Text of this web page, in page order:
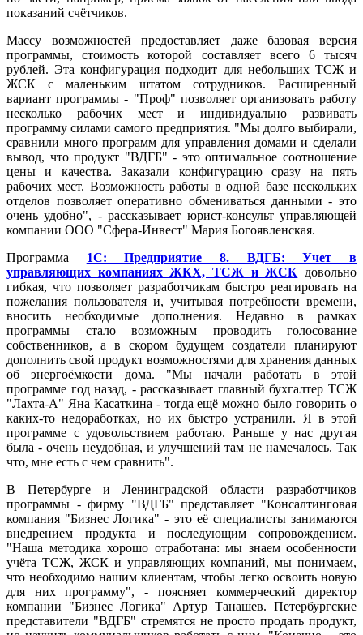
показаний счётчиков.
Массу возможностей предоставляет даже базовая версия
программы, стоимость которой составляет всего 6 тысяч
рублей. Эта конфигурация подходит для небольших ТСЖ и
ЖСК с маленьким штатом сотрудников. Расширенный
вариант программы - "Проф" позволяет организовать работу
несколько рабочих мест и индивидуально развивать
программу силами самого предприятия. "Мы долго выбирали,
сравнили много программ для управления домами и сделали
вывод, что продукт "ВДГБ" - это оптимальное соотношение
цены и качества. Заказали конфигурацию сразу на пять
рабочих мест. Возможность работы в одной базе нескольких
отделов позволяет оперативно обмениваться данными - это
очень удобно", - рассказывает юрист-консульт управляющей
компании ООО "Сфера-Инвест" Мария Богоявленская.
Программа 1С: Предприятие 8. ВДГБ: Учет в
управляющих компаниях ЖКХ, ТСЖ и ЖСК довольно
гибкая, что позволяет разработчикам быстро реагировать на
пожелания пользователя и, учитывая потребности времени,
вносить необходимые дополнения. Недавно в рамках
программы стало возможным проводить голосование
собственников, а в скором будущем создатели планируют
дополнить свой продукт возможностями для хранения данных
об энергоёмкости дома. "Мы начали работать в этой
программе год назад, - рассказывает главный бухгалтер ТСЖ
"Лахта-А" Яна Касаткина - тогда ещё можно было говорить о
каких-то недоработках, но их быстро устранили. Я в этой
программе с удовольствием работаю. Раньше у нас другая
была - очень неудобная, и улучшений там не намечалось. Так
что, мне есть с чем сравнить".
В Петербурге и Ленинградской области разработчиков
программы - фирму "ВДГБ" представляет "Консалтинговая
компания "Бизнес Логика" - это её специалисты занимаются
внедрением продукта и последующим сопровождением.
"Наша методика хорошо отработана: мы знаем особенности
учёта ТСЖ, ЖСК и управляющих компаний, мы понимаем,
что необходимо нашим клиентам, чтобы легко освоить новую
для них программу", - поясняет коммерческий директор
компании "Бизнес Логика" Артур Танашев. Петербургские
представители "ВДГБ" стремятся не просто продать продукт,